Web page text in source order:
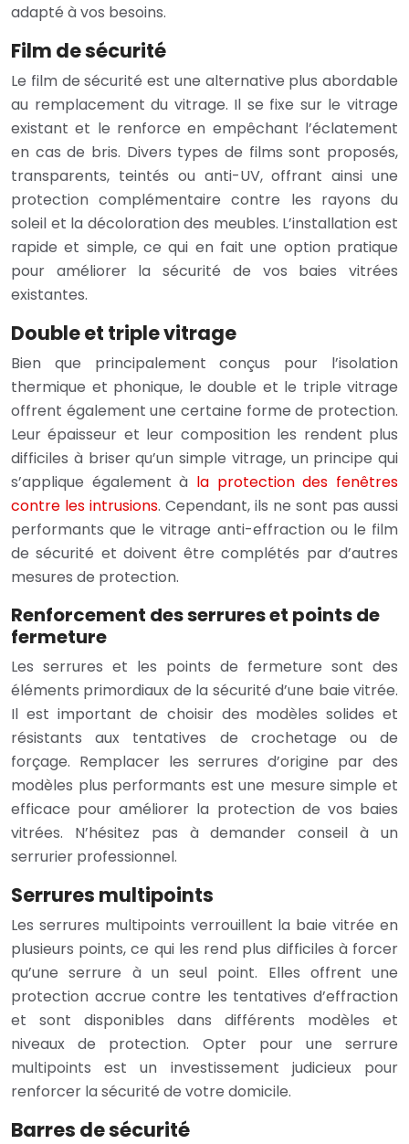
adapté à vos besoins.
Film de sécurité
Le film de sécurité est une alternative plus abordable
au remplacement du vitrage. Il se fixe sur le vitrage
existant et le renforce en empêchant l’éclatement
en cas de bris. Divers types de films sont proposés,
transparents, teintés ou anti-UV, offrant ainsi une
protection complémentaire contre les rayons du
soleil et la décoloration des meubles. L’installation est
rapide et simple, ce qui en fait une option pratique
pour améliorer la sécurité de vos baies vitrées
existantes.
Double et triple vitrage
Bien que principalement conçus pour l’isolation
thermique et phonique, le double et le triple vitrage
offrent également une certaine forme de protection.
Leur épaisseur et leur composition les rendent plus
difficiles à briser qu’un simple vitrage, un principe qui
s’applique également à la protection des fenêtres
contre les intrusions. Cependant, ils ne sont pas aussi
performants que le vitrage anti-effraction ou le film
de sécurité et doivent être complétés par d’autres
mesures de protection.
Renforcement des serrures et points de
fermeture
Les serrures et les points de fermeture sont des
éléments primordiaux de la sécurité d’une baie vitrée.
Il est important de choisir des modèles solides et
résistants aux tentatives de crochetage ou de
forçage. Remplacer les serrures d’origine par des
modèles plus performants est une mesure simple et
efficace pour améliorer la protection de vos baies
vitrées. N’hésitez pas à demander conseil à un
serrurier professionnel.
Serrures multipoints
Les serrures multipoints verrouillent la baie vitrée en
plusieurs points, ce qui les rend plus difficiles à forcer
qu’une serrure à un seul point. Elles offrent une
protection accrue contre les tentatives d’effraction
et sont disponibles dans différents modèles et
niveaux de protection. Opter pour une serrure
multipoints est un investissement judicieux pour
renforcer la sécurité de votre domicile.
Barres de sécurité